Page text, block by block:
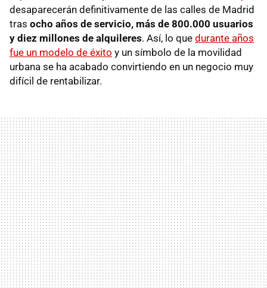
desaparecerán definitivamente de las calles de Madrid
tras ocho años de servicio, más de 800.000 usuarios
y diez millones de alquileres. Así, lo que durante años
fue un modelo de éxito y un símbolo de la movilidad
urbana se ha acabado convirtiendo en un negocio muy
difícil de rentabilizar.